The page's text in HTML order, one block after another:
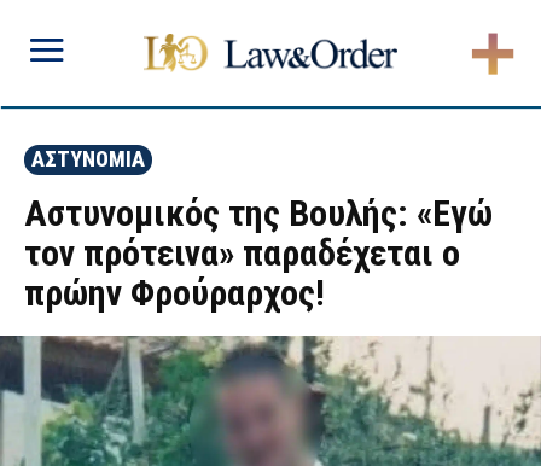
ΑΣΤΥΝΟΜΙΑ
Αστυνομικός της Βουλής: «Εγώ
τον πρότεινα» παραδέχεται ο
πρώην Φρούραρχος!